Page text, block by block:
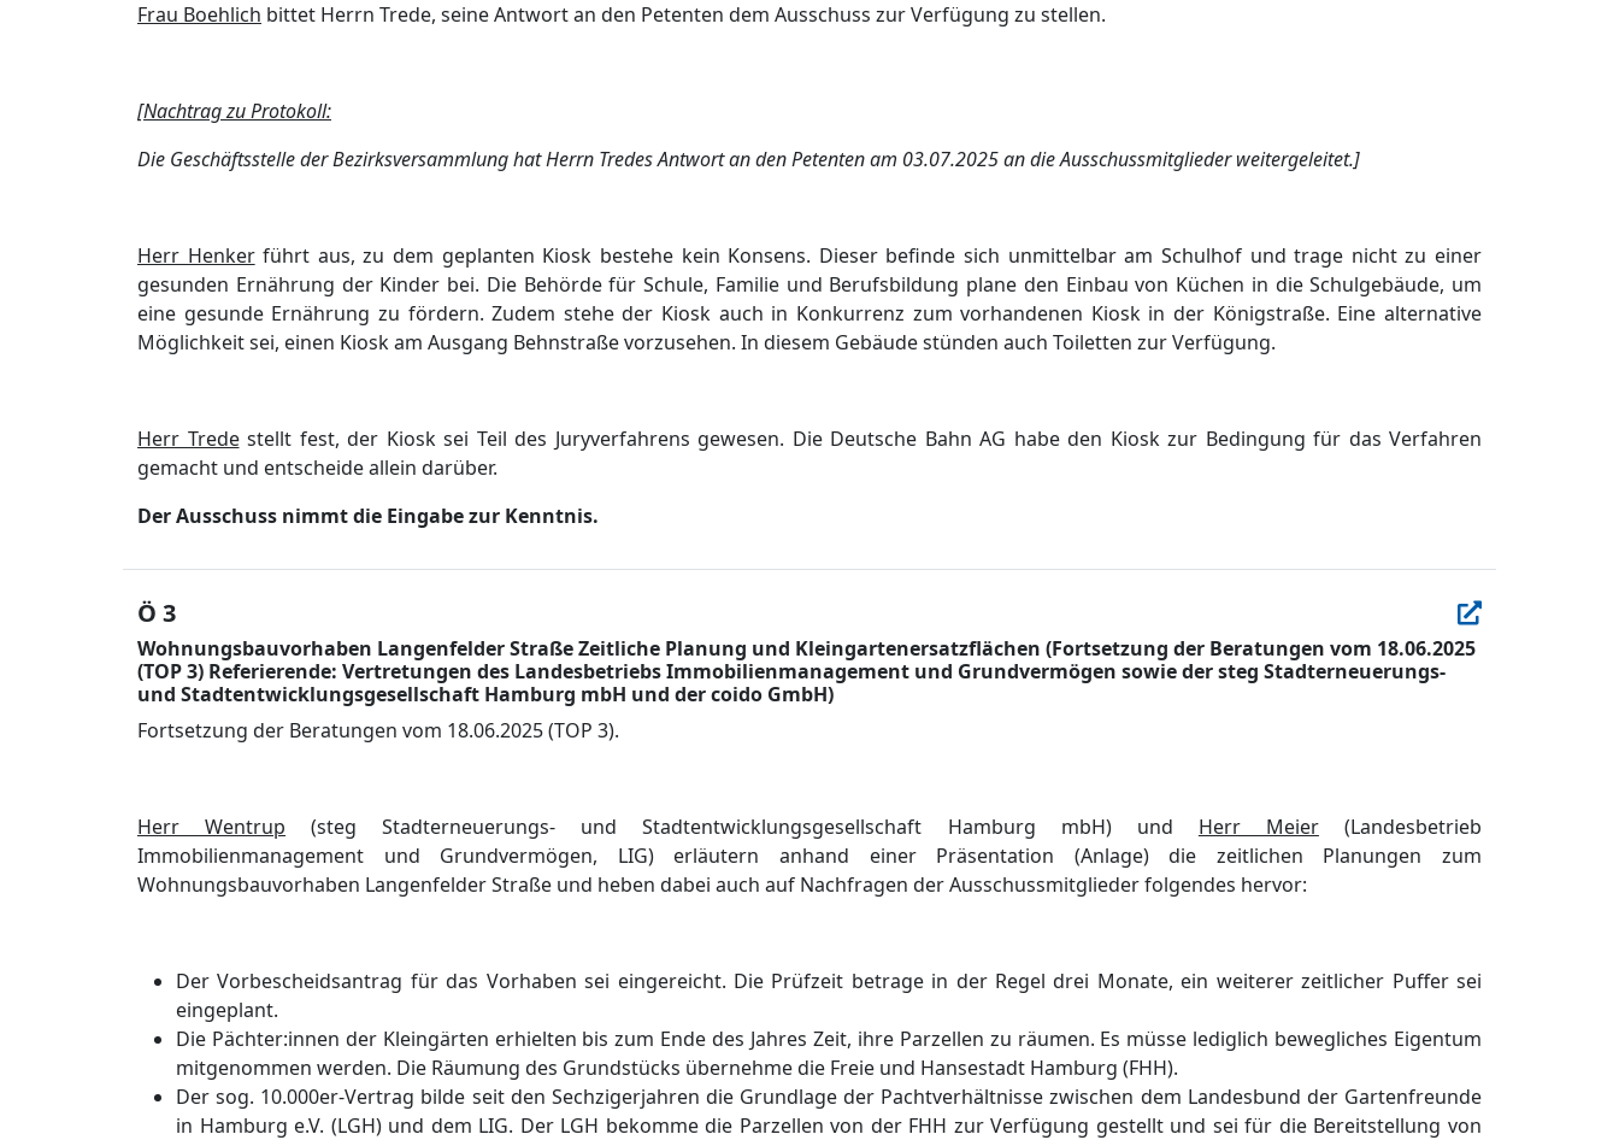
Frau Boehlich bittet Herrn Trede, seine Antwort an den Petenten dem Ausschuss zur Verfügung zu stellen.
[Nachtrag zu Protokoll:
Die Geschäftsstelle der Bezirksversammlung hat Herrn Tredes Antwort an den Petenten am 03.07.2025 an die Ausschussmitglieder weitergeleitet.]
Herr Henkerführt aus, zu dem geplanten Kiosk bestehe kein Konsens. Dieser befinde sich unmittelbar am Schulhof und trage nicht zu einer
gesunden Ernährung der Kinder bei. Die Behörde für Schule, Familie und Berufsbildung plane den Einbau von Küchen in die Schulgebäude, um
eine gesunde Ernährung zu fördern. Zudem stehe der Kiosk auch in Konkurrenz zum vorhandenen Kiosk in der Königstraße. Eine alternative
Möglichkeit sei, einen Kiosk am Ausgang Behnstraße vorzusehen. In diesem Gebäude stünden auch Toiletten zur Verfügung.
Herr Tredestellt fest, der Kiosk sei Teil des Juryverfahrens gewesen. Die Deutsche Bahn AG habe den Kiosk zur Bedingung für das Verfahren
gemacht und entscheide allein darüber.
Der Ausschuss nimmt die Eingabe zur Kenntnis.
Ö 3
Wohnungsbauvorhaben Langenfelder Straße Zeitliche Planung und Kleingartenersatzflächen (Fortsetzung der Beratungen vom 18.06.2025
(TOP 3) Referierende: Vertretungen des Landesbetriebs Immobilienmanagement und Grundvermögen sowie der steg Stadterneuerungs-
und Stadtentwicklungsgesellschaft Hamburg mbH und der coido GmbH)
Fortsetzung der Beratungen vom 18.06.2025 (TOP 3).
Herr Wentrup (steg Stadterneuerungs- und Stadtentwicklungsgesellschaft Hamburg mbH) und Herr Meier(Landesbetrieb
Immobilienmanagement und Grundvermögen, LIG) erläutern anhand einer Präsentation (Anlage)die zeitlichen Planungen zum
Wohnungsbauvorhaben Langenfelder Straße und heben dabei auch auf Nachfragen der Ausschussmitglieder folgendes hervor:
Der Vorbescheidsantrag fürdas Vorhaben sei eingereicht. Die Prüfzeit betrage in der Regel drei Monate, ein weiterer zeitlicher Puffer sei
eingeplant.
Die Pächter:innen der Kleingärten erhielten bis zum Ende des Jahres Zeit, ihre Parzellen zu räumen. Es müsse lediglich bewegliches Eigentum
mitgenommen werden. Die Räumung des Grundstücks übernehme die Freie und Hansestadt Hamburg (FHH).
Der sog. 10.000er-Vertrag bilde seit den Sechzigerjahren die Grundlage der Pachtverhältnisse zwischen dem Landesbund der Gartenfreunde
in Hamburg e.V. (LGH) und dem LIG. Der LGH bekomme die Parzellen von der FHH zur Verfügung gestellt und sei für die Bereitstellung von